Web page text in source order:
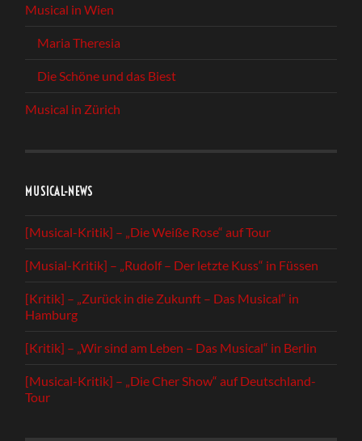
Musical in Wien
Maria Theresia
Die Schöne und das Biest
Musical in Zürich
MUSICAL-NEWS
[Musical-Kritik] – „Die Weiße Rose“ auf Tour
[Musial-Kritik] – „Rudolf – Der letzte Kuss“ in Füssen
[Kritik] – „Zurück in die Zukunft – Das Musical“ in
Hamburg
[Kritik] – „Wir sind am Leben – Das Musical“ in Berlin
[Musical-Kritik] – „Die Cher Show“ auf Deutschland-
Tour